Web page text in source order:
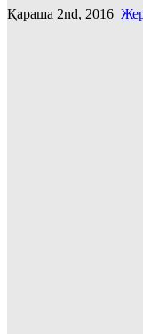
Қараша 2nd, 2016